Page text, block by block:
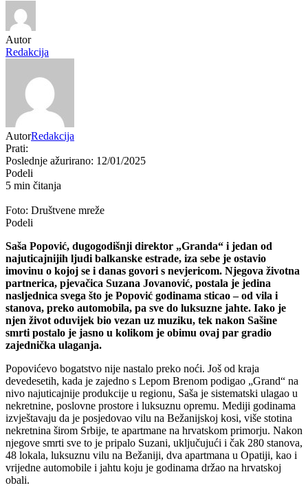
Autor
Redakcija
AutorRedakcija
Prati:
Poslednje ažurirano: 12/01/2025
Podeli
5 min čitanja
Foto: Društvene mreže
Podeli
Saša Popović, dugogodišnji direktor „Granda“ i jedan od
najuticajnijih ljudi balkanske estrade, iza sebe je ostavio
imovinu o kojoj se i danas govori s nevjericom. Njegova životna
partnerica, pjevačica Suzana Jovanović, postala je jedina
nasljednica svega što je Popović godinama sticao – od vila i
stanova, preko automobila, pa sve do luksuzne jahte. Iako je
njen život oduvijek bio vezan uz muziku, tek nakon Sašine
smrti postalo je jasno u kolikom je obimu ovaj par gradio
zajednička ulaganja.
Popovićevo bogatstvo nije nastalo preko noći. Još od kraja
devedesetih, kada je zajedno s Lepom Brenom podigao „Grand“ na
nivo najuticajnije produkcije u regionu, Saša je sistematski ulagao u
nekretnine, poslovne prostore i luksuznu opremu. Mediji godinama
izvještavaju da je posjedovao vilu na Bežanijskoj kosi, više stotina
nekretnina širom Srbije, te apartmane na hrvatskom primorju. Nakon
njegove smrti sve to je pripalo Suzani, uključujući i čak 280 stanova,
48 lokala, luksuznu vilu na Bežaniji, dva apartmana u Opatiji, kao i
vrijedne automobile i jahtu koju je godinama držao na hrvatskoj
obali.